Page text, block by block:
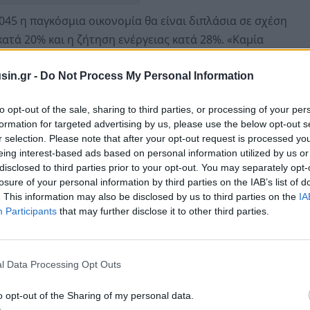
- Do Not Process My Personal Information
opt-out of the sale, sharing to third parties, or processing of your
for targeted advertising by us, please use the below opt-out
selection. Please note that after your opt-out request is processed
interest-based ads based on personal information utilized by us
to third parties prior to your opt-out. You may separately
of your personal information by third parties on the IAB’s list of
This information may also be disclosed by us to third parties on the
Participants that may further disclose it to other third parties.
Data Processing Opt Outs
opt-out of the Sharing of my personal data.
η παγκόσμια οικονομία θα είναι διπλάσια σε σχέση
20% και η ζήτηση ενέργειας κατά 28%. «Καμία
καλύψει την αύξηση της ζήτησης. Χρειάζονται όλες
το 2045 το πετρέλαιο και το φυσικό αέριο θα
της κατανάλωσης. Ωστόσο οι επενδύσεις στον
όπως είπε ο κ. Barkindo από αρκετές πλευρές
και της αντιμετώπισης της κλιματικής αλλαγής.
συνεισφορά της Ελλάδας και του συγκεκριμένου